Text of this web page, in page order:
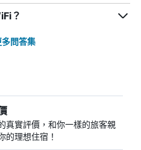
？
問答集
真實評價，和你一樣的旅客親
的理想住宿！